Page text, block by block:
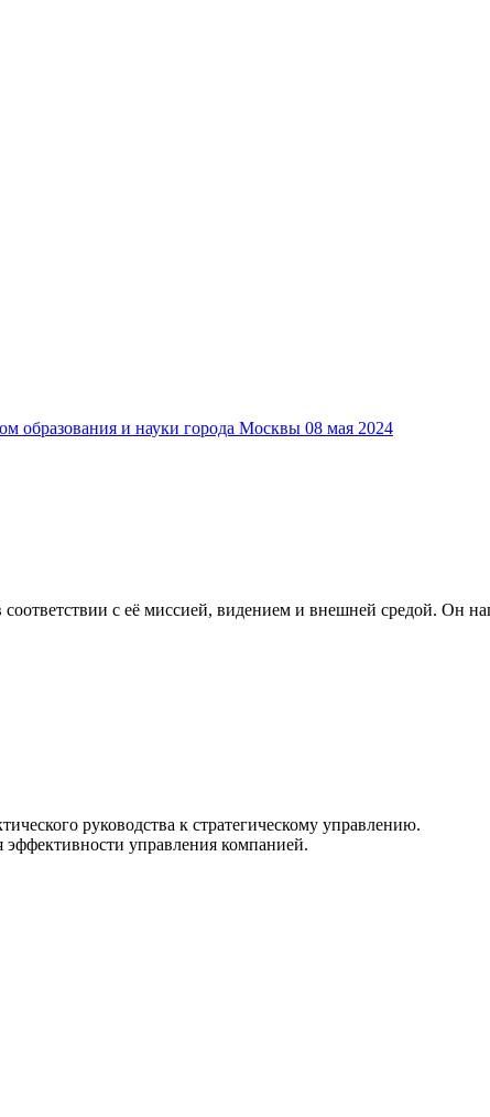
образования и науки города Москвы 08 мая 2024
с её миссией, видением и внешней средой. Он
руководства к стратегическому управлению.
управления компанией.